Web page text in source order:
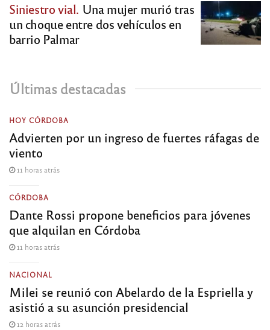
Siniestro vial. Una mujer murió tras
un choque entre dos vehículos en
barrio Palmar
Últimas destacadas
HOY CÓRDOBA
Advierten por un ingreso de fuertes ráfagas de
viento
11 horas atrás
CÓRDOBA
Dante Rossi propone beneficios para jóvenes
que alquilan en Córdoba
11 horas atrás
NACIONAL
Milei se reunió con Abelardo de la Espriella y
asistió a su asunción presidencial
12 horas atrás